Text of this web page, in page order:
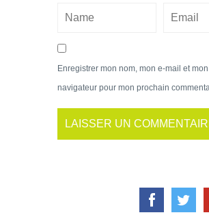
Enregistrer mon nom, mon e-mail et
navigateur pour mon prochain